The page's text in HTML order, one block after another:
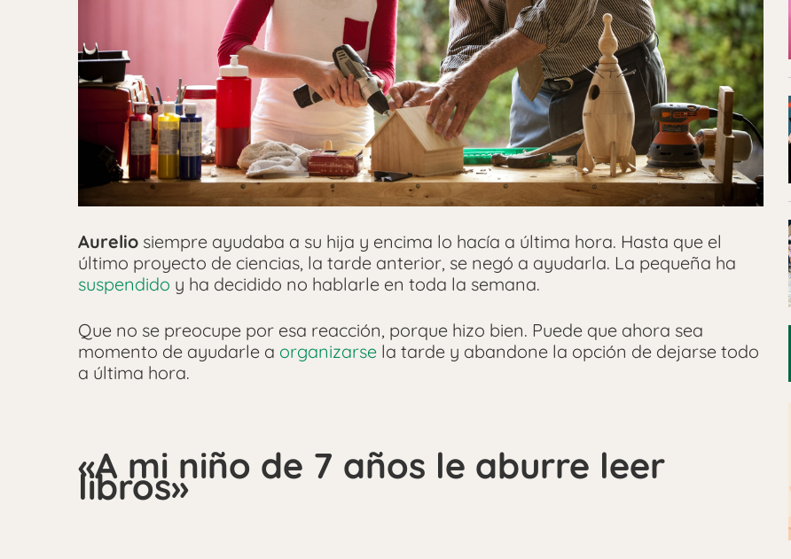
Aurelio siempre ayudaba a su hija y encima lo hacía a última hora. Hasta que el
último proyecto de ciencias, la tarde anterior, se negó a ayudarla. La pequeña ha
suspendido y ha decidido no hablarle en toda la semana.
Que no se preocupe por esa reacción, porque hizo bien. Puede que ahora sea
momento de ayudarle a organizarse la tarde y abandone la opción de dejarse todo
a última hora.
«A mi niño de 7 años le aburre leer
libros»